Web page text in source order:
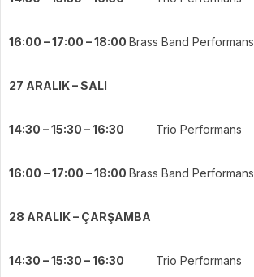
16:00 – 17:00 – 18:00 Brass Band Performans
27 ARALIK – SALI
14:30 – 15:30 – 16:30 Trio Performans
16:00 – 17:00 – 18:00 Brass Band Performans
28 ARALIK – ÇARŞAMBA
14:30 – 15:30 – 16:30 Trio Performans